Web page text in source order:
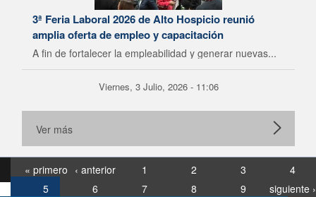
3ª Feria Laboral 2026 de Alto Hospicio reunió
amplia oferta de empleo y capacitación
A fin de fortalecer la empleabilidad y generar nuevas...
Viernes, 3 Julio, 2026 - 11:06
Ver más
« primero ‹ anterior 1 2 3
4
5
6 7 8 9
siguiente ›